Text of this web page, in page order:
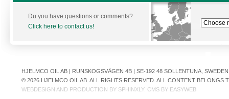
Du you have questions or comments?
Click here to contact us!
HJELMCO OIL AB | RUNSKOGSVÄGEN 4B | SE-192 48 SOLLENTUNA,
© 2026 HJELMCO OIL AB. ALL RIGHTS RESERVED. ALL CONTENT
WEBDESIGN AND PRODUCTION BY SPHINXLY. CMS BY EASYWEB